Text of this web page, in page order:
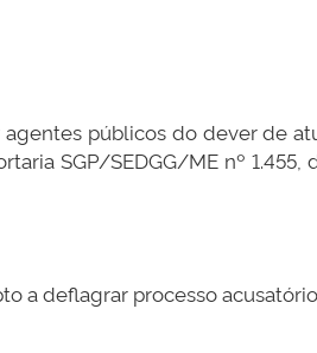
públicos do dever de
SGP/SEDGG/ME nº
a deflagrar processo acusatório